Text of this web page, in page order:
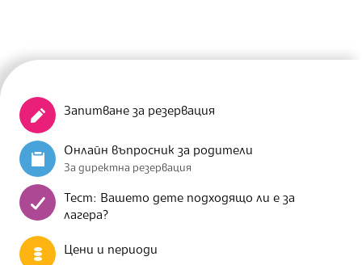
Запитване за резервация
Онлайн въпросник за родители
За директна резервация
Тест: Вашето дете подходящо ли е за
лагера?
Цени и периоди